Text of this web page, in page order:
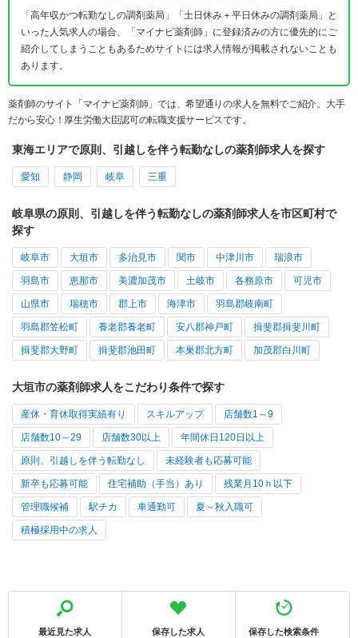
「高年収かつ転勤なしの調剤薬局」「土日休み＋平日休みの調剤薬局」と
いった人気求人の場合、「マイナビ薬剤師」に登録済みの方に優先的にご
紹介してしまうこともあるためサイトには求人情報が掲載されないことも
あります。
薬剤師のサイト「マイナビ薬剤師」では、希望通りの求人を無料でご紹介。大手
だから安心！厚生労働大臣認可の転職支援サービスです。
東海エリアで原則、引越しを伴う転勤なしの薬剤師求人を探す
愛知 静岡 岐阜 三重
岐阜県の原則、引越しを伴う転勤なしの薬剤師求人を市区町村で
探す
岐阜市 大垣市 多治見市 関市 中津川市 瑞浪市
羽島市 恵那市 美濃加茂市 土岐市 各務原市 可児市
山県市 瑞穂市 郡上市 海津市 羽島郡岐南町
羽島郡笠松町 養老郡養老町 安八郡神戸町 揖斐郡揖斐川町
揖斐郡大野町 揖斐郡池田町 本巣郡北方町 加茂郡白川町
大垣市の薬剤師求人をこだわり条件で探す
産休・育休取得実績有り スキルアップ 店舗数1～9
店舗数10～29 店舗数30以上 年間休日120日以上
原則、引越しを伴う転勤なし 未経験者も応募可能
新卒も応募可能 住宅補助（手当）あり 残業月10ｈ以下
管理職候補 駅チカ 車通勤可 夏～秋入職可
積極採用中の求人
最近見た求人 保存した求人 保存した検索条件